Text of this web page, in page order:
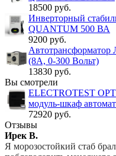
18500 руб.
Инверторный
QUANTUM 500 ВА
9200 руб.
(8А, 0-300 Вольт)
13830 руб.
Вы смотрели
ELECTROTEST
модуль-шкаф
72920 руб.
Отзывы
Ирек В.
Я морозостойкий стаб